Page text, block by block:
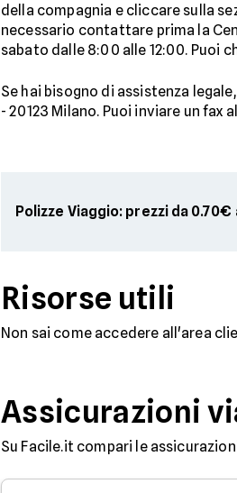
della compagnia e cliccare sulla
necessario contattare prima la
sabato dalle 8:00 alle 12:00. Puoi
Se hai bisogno di assistenza
- 20123 Milano. Puoi inviare un
Polizze Viaggio: prezzi da 0.70€
Risorse utili
Non sai come accedere all'area
Assicurazioni
Su Facile.it compari le